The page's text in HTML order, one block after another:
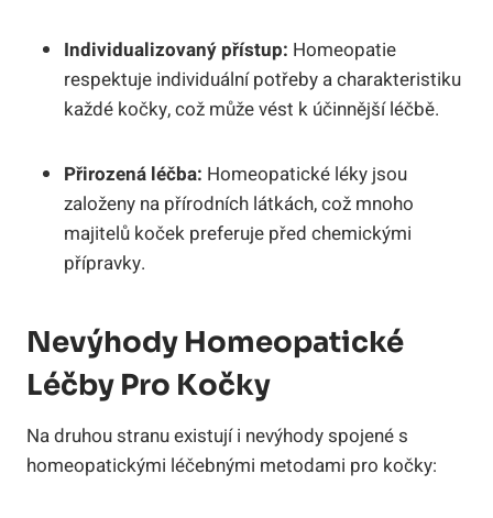
Individualizovaný přístup: Homeopatie
respektuje individuální potřeby a ⁣charakteristiku⁢
každé kočky, což ‌může vést k ‍účinnější léčbě.
Přirozená léčba: ​Homeopatické léky jsou
založeny na přírodních látkách, což‍ mnoho
majitelů​ koček‌ preferuje ‌před⁣ chemickými
přípravky.
Nevýhody​ Homeopatické
Léčby ‌pro Kočky
Na ⁤druhou stranu‌ existují i nevýhody ‍spojené s
homeopatickými⁣ léčebnými metodami ‌pro⁤ kočky: